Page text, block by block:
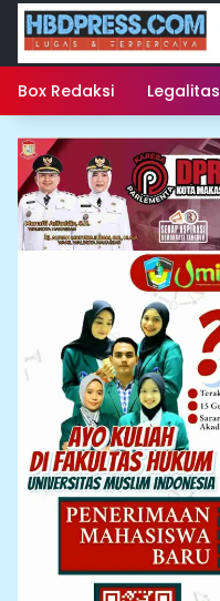
Langsung
konten
Box Redaksi Legalitas